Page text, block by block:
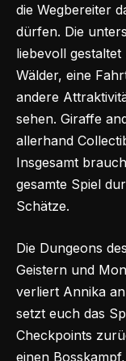
die Wegbereiter
dürfen. Die
liebevoll
Wälder, eine
andere
sehen. Giraffe
allerhand
Insgesamt
gesamte Spiel
Schätze.
Die Dungeons
Geistern und
verliert Annika
setzt euch das
Checkpoints
einen